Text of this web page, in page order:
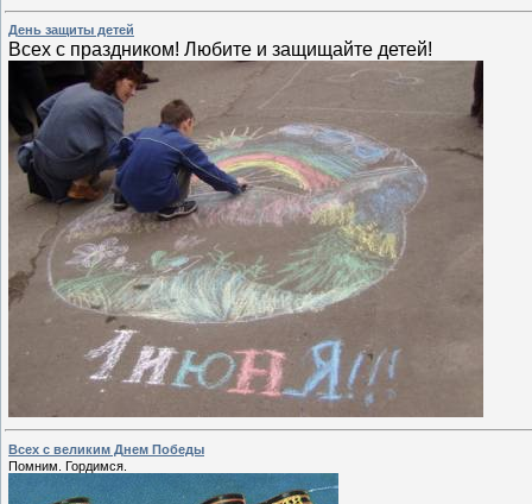
День защиты детей
Всех с праздником! Любите и защищайте детей!
Всех с великим Днем Победы
Помним. Гордимся.